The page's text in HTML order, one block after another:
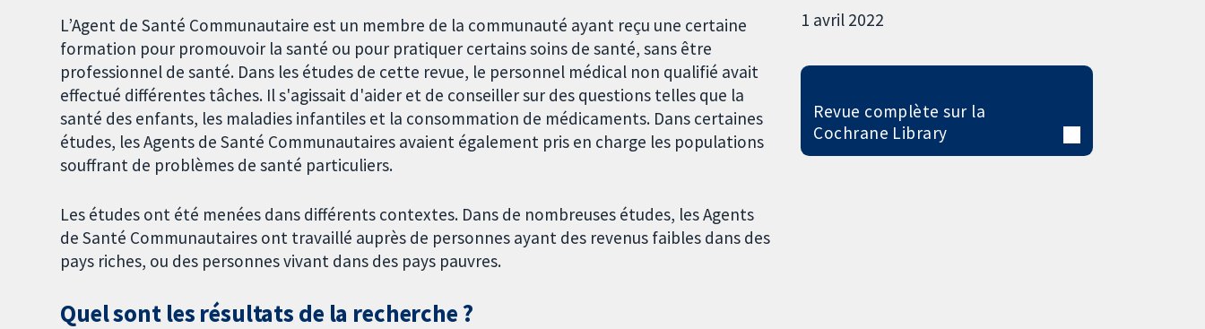
L’Agent de Santé Communautaire est un membre de la communauté ayant reçu une certaine
formation pour promouvoir la santé ou pour pratiquer certains soins de santé, sans être
professionnel de santé. Dans les études de cette revue, le personnel médical non qualifié avait
effectué différentes tâches. Il s'agissait d'aider et de conseiller sur des questions telles que la
santé des enfants, les maladies infantiles et la consommation de médicaments. Dans certaines
études, les Agents de Santé Communautaires avaient également pris en charge les populations
souffrant de problèmes de santé particuliers.
Les études ont été menées dans différents contextes. Dans de nombreuses études, les Agents
de Santé Communautaires ont travaillé auprès de personnes ayant des revenus faibles dans des
pays riches, ou des personnes vivant dans des pays pauvres.
Quel sont les résultats de la recherche ?
1 avril 2022
Revue complète sur la
Cochrane Library